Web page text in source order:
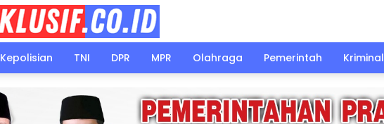
Kepolisian TNI DPR MPR Olahraga Pemerintah Kriminal